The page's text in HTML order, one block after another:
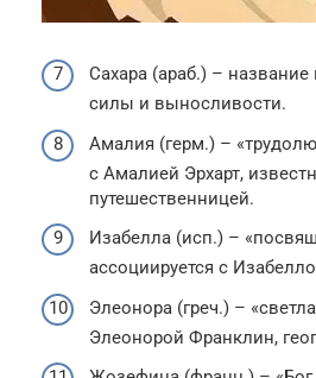
Сахара (араб.) –
силы и выносливости.
Амалия (герм.) –
с Амалией Эрхарт,
путешественницей.
Изабелла (исп.) –
ассоциируется с
Элеонора (греч.) –
Элеонорой Франклин,